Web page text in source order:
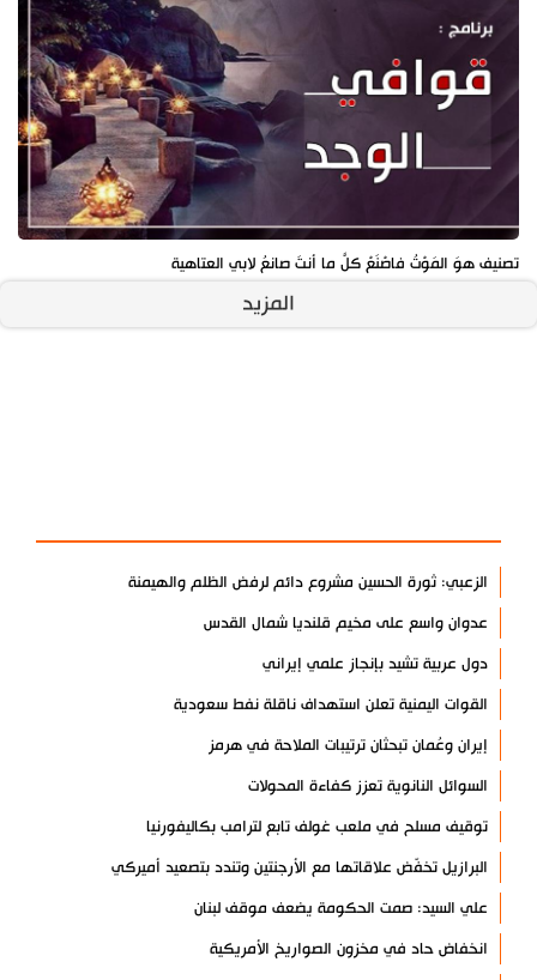
تصنيف هوَ المَوْتُ فاصْنَعْ كلَّ ما أنتَ صانعُ لابي العتاهية
المزيد
الزعبي: ثورة الحسين مشروع دائم لرفض الظلم والهيمنة
عدوان واسع على مخيم قلنديا شمال القدس
دول عربية تشيد بإنجاز علمي إيراني
القوات اليمنية تعلن استهداف ناقلة نفط سعودية
إيران وعُمان تبحثان ترتيبات الملاحة في هرمز
السوائل النانوية تعزز كفاءة المحولات
توقيف مسلح في ملعب غولف تابع لترامب بكاليفورنيا
البرازيل تخفّض علاقاتها مع الأرجنتين وتندد بتصعيد أميركي
علي السيد: صمت الحكومة يضعف موقف لبنان
انخفاض حاد في مخزون الصواريخ الأمريكية